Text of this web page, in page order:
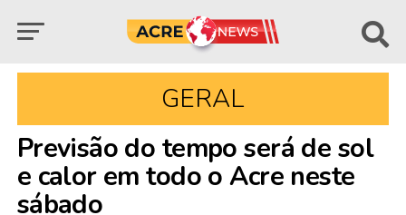
GERAL
Previsão do tempo será de sol
e calor em todo o Acre neste
sábado